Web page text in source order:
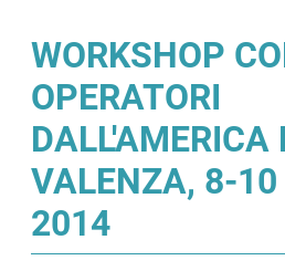
WORKSHOP
OPERATORI
VALENZA, 8-10
2014